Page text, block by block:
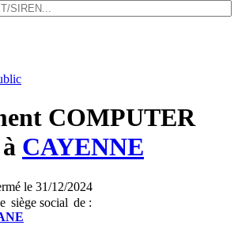
COMPUTER
à CAYENNE
le 31/12/2024
siège social de :